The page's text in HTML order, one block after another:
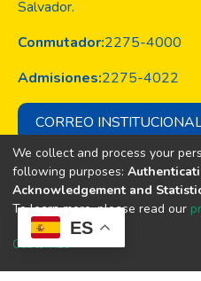
ES
Salvador.
Conmutador:2275-4000
Admisiones:2275-4022
CORREO
Copyright
de la
We collect and process your
following purposes:
Acknowledgement and
To learn more, please read our
Customize